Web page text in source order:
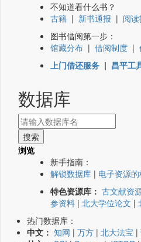
不知道看什么书？
古籍 | 新书通报 | 阅
图书借阅第一步：
馆藏分布 | 借阅制度 |
上门借还服务 | 昌平工
数据库
浏览
新手指南：
解锁数据库 | 电子资源
特色资源库： 古文献资
参资料 | 北大学位论文 |
热门数据库：
中文： 知网 | 万方 | 北大法宝 |